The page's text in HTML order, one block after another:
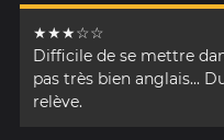
★★★☆☆
Difficile de se mettre
pas très bien anglais...
relève.